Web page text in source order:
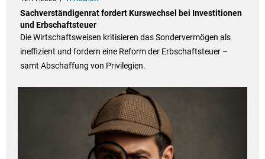
Sachverständigenrat fordert Kurswechsel bei Investitionen
und Erbschaftsteuer
Die Wirtschaftsweisen kritisieren das Sondervermögen als
ineffizient und fordern eine Reform der Erbschaftsteuer –
samt Abschaffung von Privilegien.